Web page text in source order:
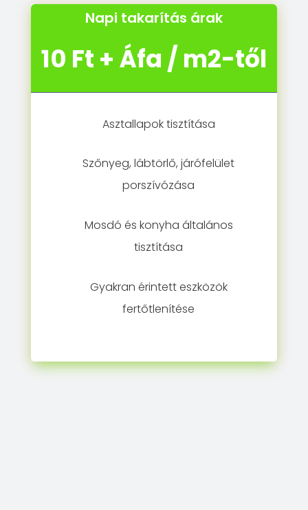
Napi takarítás árak
10 Ft + Áfa / m2-től
Asztallapok tisztítása
Szőnyeg, lábtörlő, járófelület
porszívózása
Mosdó és konyha általános
tisztítása
Gyakran érintett eszközök
fertőtlenítése